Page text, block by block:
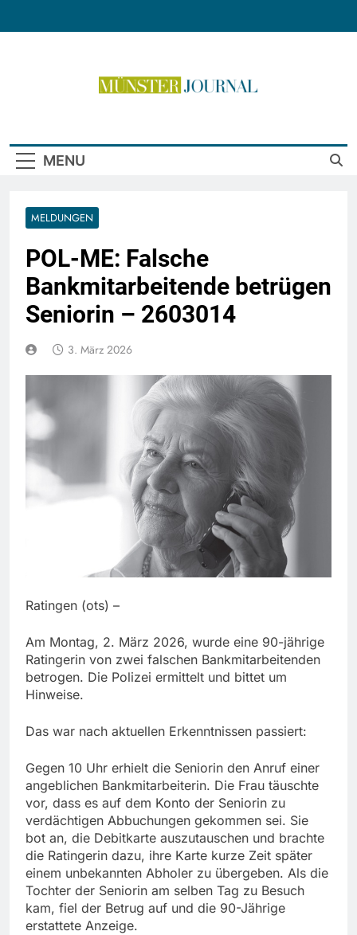
MENU
MELDUNGEN
POL-ME: Falsche
Bankmitarbeitende betrügen
Seniorin – 2603014
3. März 2026
Ratingen (ots) –
Am Montag, 2. März 2026, wurde eine 90-jährige
Ratingerin von zwei falschen Bankmitarbeitenden
betrogen. Die Polizei ermittelt und bittet um
Hinweise.
Das war nach aktuellen Erkenntnissen passiert:
Gegen 10 Uhr erhielt die Seniorin den Anruf einer
angeblichen Bankmitarbeiterin. Die Frau täuschte
vor, dass es auf dem Konto der Seniorin zu
verdächtigen Abbuchungen gekommen sei. Sie
bot an, die Debitkarte auszutauschen und brachte
die Ratingerin dazu, ihre Karte kurze Zeit später
einem unbekannten Abholer zu übergeben. Als die
Tochter der Seniorin am selben Tag zu Besuch
kam, fiel der Betrug auf und die 90-Jährige
erstattete Anzeige.